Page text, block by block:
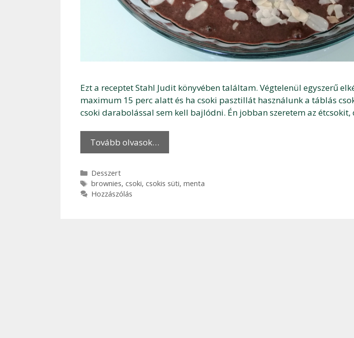
Ezt a receptet Stahl Judit könyvében találtam. Végtelenül egyszerű
maximum 15 perc alatt és ha csoki pasztillát használunk a táblás
csoki darabolással sem kell bajlódni. Én jobban szeretem az étcsokit,
Tovább olvasok…
Kategória
Desszert
Címkék
brownies, csoki, csokis süti, menta
Hozzászólás